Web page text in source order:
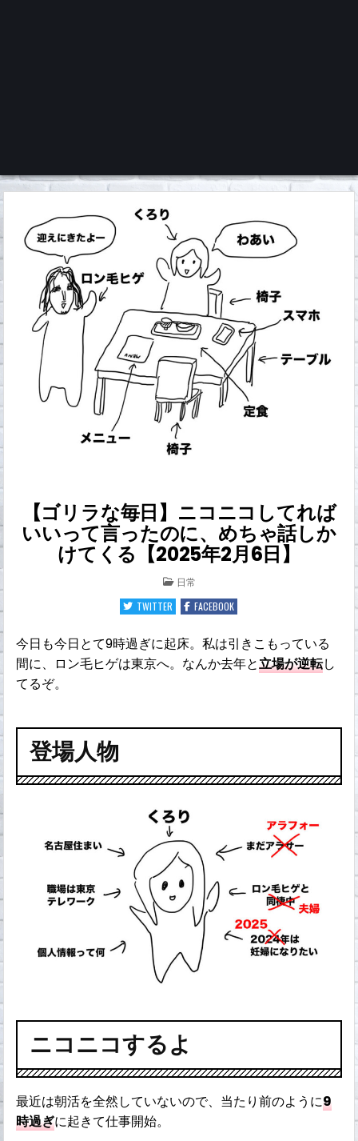
くろチャンネル
【ゴリラな毎日】ニコニコしてれば
いいって言ったのに、めちゃ話しか
けてくる【2025年2月6日】
POSTED
IN
日常
TWITTER
FACEBOOK
今日も今日とて9時過ぎに起床。私は引きこもっている
間に、ロン毛ヒゲは東京へ。なんか去年と立場が逆転し
てるぞ。
登場人物
ニコニコするよ
最近は朝活を全然していないので、当たり前のように9
時過ぎに起きて仕事開始。